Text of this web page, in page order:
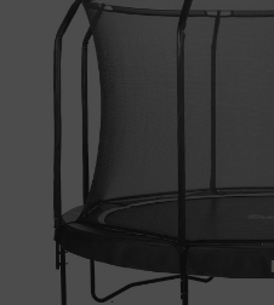
Das Premium Black Edition ist mit
ausgestattet, der beidseitig
Die goldfarbenen Federn sind
Sprünge machen und sanft landen
Edition mit einem
ausgestattet. Das feinmaschige
die zusätzlich mit Schaumstoff
diese Weise fängt das
Eigenschaften:
- Extra viele konische Federn für